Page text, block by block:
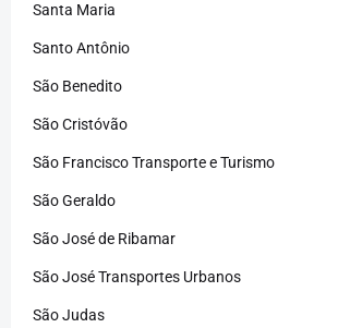
Santa Maria
Santo Antônio
São Benedito
São Cristóvão
São Francisco Transporte e Turismo
São Geraldo
São José de Ribamar
São José Transportes Urbanos
São Judas